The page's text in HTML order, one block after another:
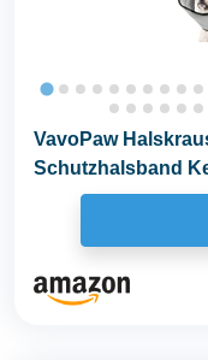
VavoPaw
Schutzhalsband